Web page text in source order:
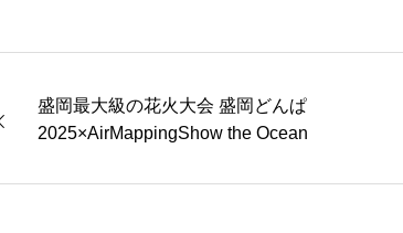
盛岡最大級の花火大会 盛岡どんぱ
2025×AirMappingShow the Ocean